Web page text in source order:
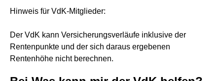
Hinweis für VdK-Mitglieder:
Der VdK kann Versicherungsverläufe inklusive der
Rentenpunkte und der sich daraus ergebenen
Rentenhöhe nicht berechnen.